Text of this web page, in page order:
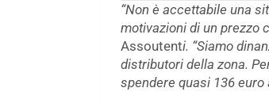
“Non è accettabile una
motivazioni di un prezzo
Assoutenti. “Siamo
distributori della zona.
spendere quasi 136 euro